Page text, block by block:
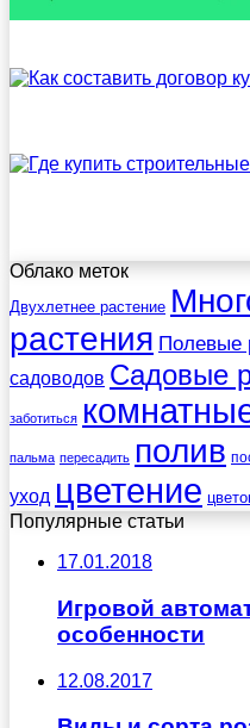
Облако меток
Двухлетнее растение
растения Полевые
садоводов Садовые
заботиться
пальма пересадить полив
уход цветение
Популярные статьи
17.01.2018
Игровой
особенности
12.08.2017